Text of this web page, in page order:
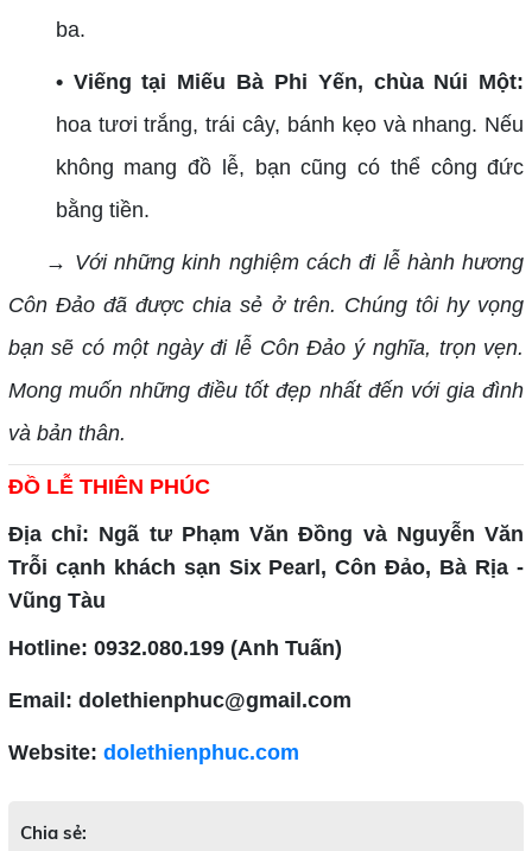
ba.
• Viếng tại Miếu Bà Phi Yến, chùa Núi Một:
hoa tươi trắng, trái cây, bánh kẹo và nhang. Nếu
không mang đồ lễ, bạn cũng có thể công đức
bằng tiền.
→ Với những kinh nghiệm cách đi lễ hành hương
Côn Đảo đã được chia sẻ ở trên. Chúng tôi hy vọng
bạn sẽ có một ngày đi lễ Côn Đảo ý nghĩa, trọn vẹn.
Mong muốn những điều tốt đẹp nhất đến với gia đình
và bản thân.
ĐỒ LỄ THIÊN PHÚC
Địa chỉ: Ngã tư Phạm Văn Đồng và Nguyễn Văn
Trỗi cạnh khách sạn Six Pearl, Côn Đảo, Bà Rịa -
Vũng Tàu
Hotline: 0932.080.199 (Anh Tuấn)
Email: dolethienphuc@gmail.com
Website: dolethienphuc.com
Chia sẻ: